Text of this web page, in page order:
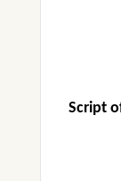
Script